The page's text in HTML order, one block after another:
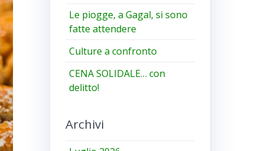
Le piogge, a Gagal, si sono
fatte attendere
Culture a confronto
CENA SOLIDALE… con
delitto!
Archivi